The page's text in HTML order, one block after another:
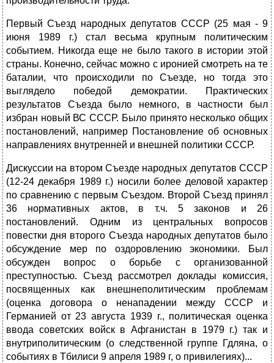
Первый Съезд народных депутатов СССР (25 мая - 9
июня 1989 г.) стал весьма крупным политическим
событием. Никогда еще не было такого в истории этой
страны. Конечно, сейчас можно с иронией смотреть на те
баталии, что происходили по Съезде, но тогда это
выглядело победой демократии. Практических
результатов Съезда было немного, в частности был
избран новый ВС СССР. Было принято несколько общих
постановлений, например Постановление об основных
направлениях внутренней и внешней политики СССР.
Дискуссии на втором Съезде народных депутатов СССР
(12-24 декабря 1989 г.) носили более деловой характер
по сравнению с первым Съездом. Второй Съезд принял
36 нормативных актов, в т.ч. 5 законов и 26
постановлений. Одним из центральных вопросов
повестки дня второго Съезда народных депутатов было
обсуждение мер по оздоровлению экономики. Был
обсужден вопрос о борьбе с организованной
преступностью. Съезд рассмотрел доклады комиссия,
посвященных как внешнеполитическим проблемам
(оценка договора о ненападении между СССР и
Германией от 23 августа 1939 г., политическая оценка
ввода советских войск в Афганистан в 1979 г.) так и
внутриполитическим (о следственной группе Гдляна, о
событиях в Тбилиси 9 апреля 1989 г, о привилегиях)...